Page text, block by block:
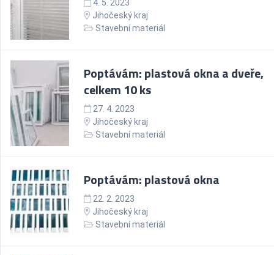
4. 5. 2023
Jihočeský kraj
Stavební materiál
Poptávám: plastová okna a dveře,
celkem 10 ks
27. 4. 2023
Jihočeský kraj
Stavební materiál
Poptávám: plastová okna
22. 2. 2023
Jihočeský kraj
Stavební materiál